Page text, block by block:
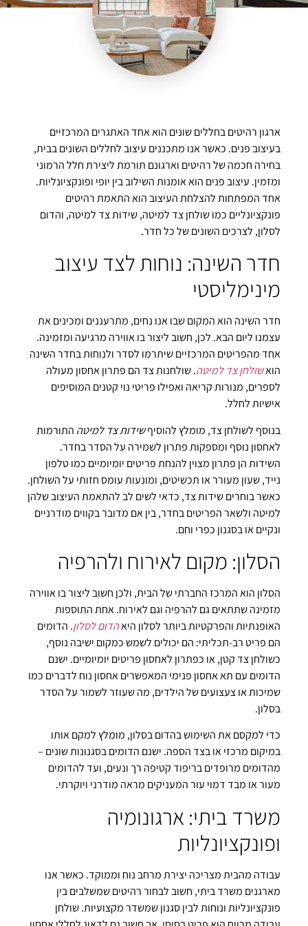
ארגון רהיטים בחללים שונים הוא אחד האתגרים המרכזיים
בעיצוב פנים. כאשר אנו מתכננים עיצוב לחללים השונים בבית,
בחירה חכמה של רהיטים וארגונם תורמת ליצירת חלל הרמוני
ומזמין. עיצוב פנים הוא אומנות השילוב בין יופי ופונקציונליות.
אחד המפתחות להצלחת העיצוב הוא התאמת רהיטים
פונקציונליים כמו שולחן צד למיטה, שידות צד למיטה, והדום
לסלון, לצרכים השונים של כל חדר.
חדר השינה: נוחות לצד עיצוב
מינימליסטי
חדר השינה הוא המקום שבו אנו נחים, מתרעננים ומכינים את
עצמנו ליום הבא. לכן, חשוב ליצור בו אווירה מרגיעה ומזמינה.
אחד מהפריטים המרכזיים שיתרמו לסדר ולנוחות בחדר השינה
הואשולחן צד למיטה. שולחנות צד הם פתרון אחסון מעולה
לספרים, מנורות קריאה ואפילו פריטי נוי קטנים המוסיפים
אישיות לחלל.
בנוסף לשולחן צד, מומלץ להוסיףשידות צד למיטה התורמות
לאחסון נוסף ומספקות פתרון לשמירה על הסדר בחדר.
השידות הן פתרון מצוין להנחת פריטים יומיומיים כמו טלפון
נייד, שעון מעורר או תכשיטים, ומונעות עומס חזותי על השולחן.
כאשר בוחרים שידות צד, כדאי לשים לב להתאמת העיצוב שלהן
למיטה ולשאר הפריטים בחדר, בין אם מדובר בקווים מודרניים
ונקיים או בסגנון כפרי וחם.
הסלון: מקום לאירוח ולהרפיה
הסלון הוא המרכז החברתי של הבית, ולכן חשוב ליצור בו אווירה
מזמינה שתתאים גם להרפיה וגם לאירוח. אחת התוספות
האופנתיות והפרקטיות ביותר לסלון היאהדום לסלון. הדומים
הם פריט רב-תכליתי: הם יכולים לשמש כמקום ישיבה נוסף,
כשולחן צד קטן, או כפתרון לאחסון פריטים יומיומיים. ישנם
הדומים עם תא אחסון פנימי המאפשרים אחסון נוח לדברים כמו
שמיכות או צעצועים של הילדים, מה שעוזר לשמור על הסדר
בסלון.
כדי למקסם את השימוש בהדום בסלון, מומלץ למקם אותו
במיקום מרכזי או בצד הספה. ישנם הדומים בסגנונות שונים –
מהדומים מרופדים בריפוד קטיפה רך ונעים, ועד להדומים
מעור או מבד דמוי עור המעניקים מראה מודרני ויוקרתי.
משרד ביתי: ארגונומיה
ופונקציונליות
עבודה מהבית מצריכה יצירת מרחב נוח וממוקד. כאשר אנו
מארגנים משרד ביתי, חשוב לבחור רהיטים שמשלבים בין
פונקציונליות ונוחות לבין סגנון שמשדר מקצועיות. שולחן